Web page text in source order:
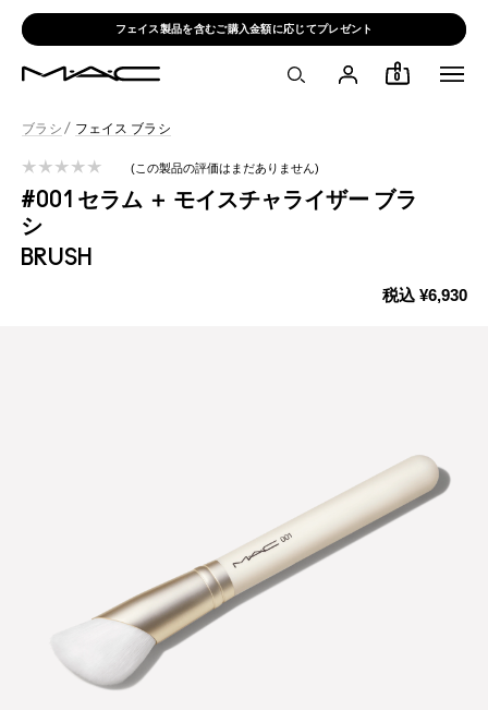
フェイス製品を含むご購入金額に応じてプレゼント
0
ブラシ / フェイス ブラシ
#001 セラム ＋ モイスチャライザー ブラ
シ
BRUSH
税込 ¥6,930
この製品の評価はまだありません